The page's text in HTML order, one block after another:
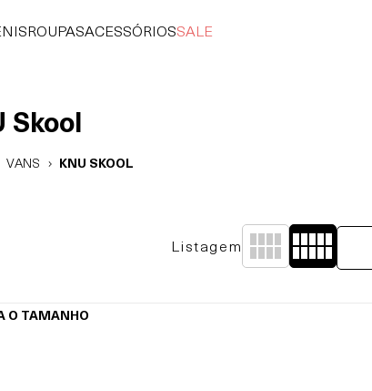
ROUPASACESSÓRIOSSALE
Skool
VANS KNU SKOOL
Listagem
O TAMANHO